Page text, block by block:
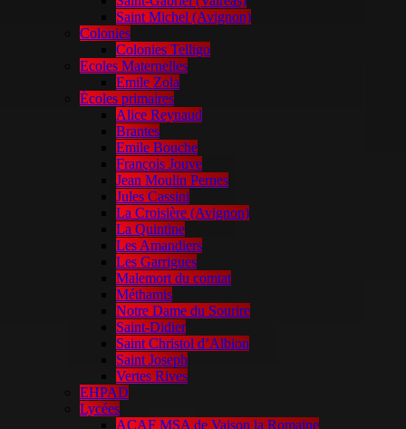
Saint Michel (Avignon)
Colonies
Colonies Telligo
Ecoles Maternelles
Emile Zola
Écoles primaires
Alice Reynaud
Brantes
Emile Bouche
François Jouve
Jean Moulin Pernes
Jules Cassini
La Croisière (Avignon)
La Quintine
Les Amandiers
Les Garrigues
Malemort du comtat
Méthamis
Notre Dame du Sourire
Saint-Didier
Saint Christol d’Albion
Saint Joseph
Vertes Rives
EHPAD
Lycées
ACAF MSA de Vaison la Romaine